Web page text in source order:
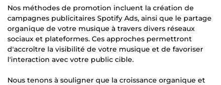
Nos méthodes de promotion incluent la création de
campagnes publicitaires Spotify Ads, ainsi que le partage
organique de votre musique à travers divers réseaux
sociaux et plateformes. Ces approches permettront
d'accroître la visibilité de votre musique et de favoriser
l'interaction avec votre public cible.
Nous tenons à souligner que la croissance organique et